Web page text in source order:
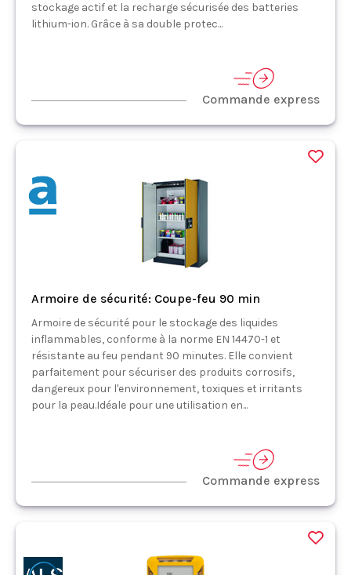
stockage actif et la recharge sécurisée des batteries
lithium-ion. Grâce à sa double protec...
Commande express
Armoire de sécurité: Coupe-feu 90 min
Armoire de sécurité pour le stockage des liquides
inflammables, conforme à la norme EN 14470-1 et
résistante au feu pendant 90 minutes. Elle convient
parfaitement pour sécuriser des produits corrosifs,
dangereux pour l'environnement, toxiques et irritants
pour la peau.Idéale pour une utilisation en...
Commande express